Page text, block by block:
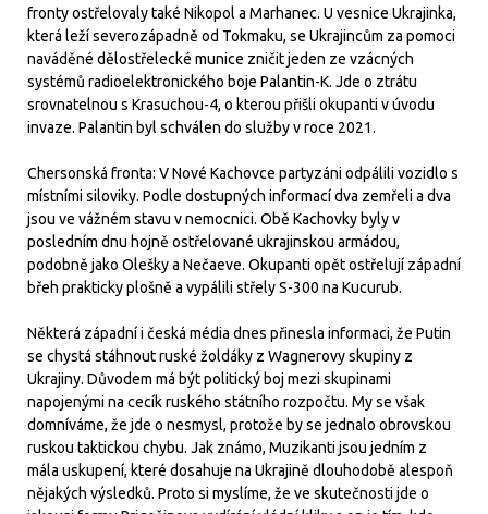
fronty ostřelovaly také Nikopol a Marhanec. U vesnice Ukrajinka,
která leží severozápadně od Tokmaku, se Ukrajincům za pomoci
naváděné dělostřelecké munice zničit jeden ze vzácných
systémů radioelektronického boje Palantin-K. Jde o ztrátu
srovnatelnou s Krasuchou-4, o kterou přišli okupanti v úvodu
invaze. Palantin byl schválen do služby v roce 2021.
Chersonská fronta: V Nové Kachovce partyzáni odpálili vozidlo s
místními siloviky. Podle dostupných informací dva zemřeli a dva
jsou ve vážném stavu v nemocnici. Obě Kachovky byly v
posledním dnu hojně ostřelované ukrajinskou armádou,
podobně jako Olešky a Nečaeve. Okupanti opět ostřelují západní
břeh prakticky plošně a vypálili střely S-300 na Kucurub.
Některá západní i česká média dnes přinesla informaci, že Putin
se chystá stáhnout ruské žoldáky z Wagnerovy skupiny z
Ukrajiny. Důvodem má být politický boj mezi skupinami
napojenými na cecík ruského státního rozpočtu. My se však
domníváme, že jde o nesmysl, protože by se jednalo obrovskou
ruskou taktickou chybu. Jak známo, Muzikanti jsou jedním z
mála uskupení, které dosahuje na Ukrajině dlouhodobě alespoň
nějakých výsledků. Proto si myslíme, že ve skutečnosti jde o